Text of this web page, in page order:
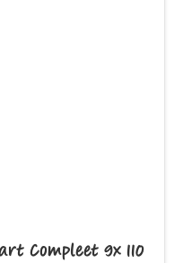
Compleet 9x 110